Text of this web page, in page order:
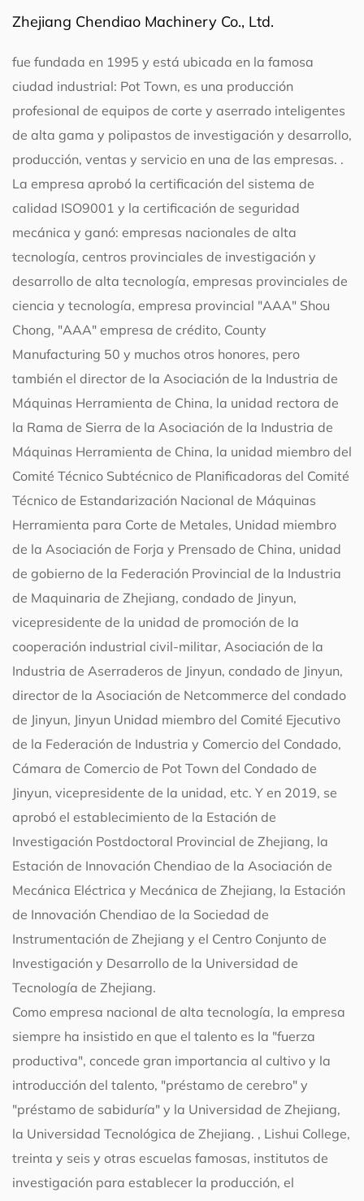
Zhejiang Chendiao Machinery Co., Ltd.
fue fundada en 1995 y está ubicada en la famosa
ciudad industrial: Pot Town, es una producción
profesional de equipos de corte y aserrado inteligentes
de alta gama y polipastos de investigación y desarrollo,
producción, ventas y servicio en una de las empresas. .
La empresa aprobó la certificación del sistema de
calidad ISO9001 y la certificación de seguridad
mecánica y ganó: empresas nacionales de alta
tecnología, centros provinciales de investigación y
desarrollo de alta tecnología, empresas provinciales de
ciencia y tecnología, empresa provincial "AAA" Shou
Chong, "AAA" empresa de crédito, County
Manufacturing 50 y muchos otros honores, pero
también el director de la Asociación de la Industria de
Máquinas Herramienta de China, la unidad rectora de
la Rama de Sierra de la Asociación de la Industria de
Máquinas Herramienta de China, la unidad miembro del
Comité Técnico Subtécnico de Planificadoras del Comité
Técnico de Estandarización Nacional de Máquinas
Herramienta para Corte de Metales, Unidad miembro
de la Asociación de Forja y Prensado de China, unidad
de gobierno de la Federación Provincial de la Industria
de Maquinaria de Zhejiang, condado de Jinyun,
vicepresidente de la unidad de promoción de la
cooperación industrial civil-militar, Asociación de la
Industria de Aserraderos de Jinyun, condado de Jinyun,
director de la Asociación de Netcommerce del condado
de Jinyun, Jinyun Unidad miembro del Comité Ejecutivo
de la Federación de Industria y Comercio del Condado,
Cámara de Comercio de Pot Town del Condado de
Jinyun, vicepresidente de la unidad, etc. Y en 2019, se
aprobó el establecimiento de la Estación de
Investigación Postdoctoral Provincial de Zhejiang, la
Estación de Innovación Chendiao de la Asociación de
Mecánica Eléctrica y Mecánica de Zhejiang, la Estación
de Innovación Chendiao de la Sociedad de
Instrumentación de Zhejiang y el Centro Conjunto de
Investigación y Desarrollo de la Universidad de
Tecnología de Zhejiang.
Como empresa nacional de alta tecnología, la empresa
siempre ha insistido en que el talento es la "fuerza
productiva", concede gran importancia al cultivo y la
introducción del talento, "préstamo de cerebro" y
"préstamo de sabiduría" y la Universidad de Zhejiang,
la Universidad Tecnológica de Zhejiang. , Lishui College,
treinta y seis y otras escuelas famosas, institutos de
investigación para establecer la producción, el